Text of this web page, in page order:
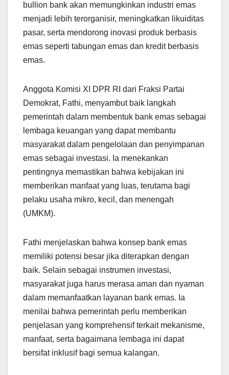
bullion bank akan memungkinkan industri emas
menjadi lebih terorganisir, meningkatkan likuiditas
pasar, serta mendorong inovasi produk berbasis
emas seperti tabungan emas dan kredit berbasis
emas.
Anggota Komisi XI DPR RI dari Fraksi Partai
Demokrat, Fathi, menyambut baik langkah
pemerintah dalam membentuk bank emas sebagai
lembaga keuangan yang dapat membantu
masyarakat dalam pengelolaan dan penyimpanan
emas sebagai investasi. Ia menekankan
pentingnya memastikan bahwa kebijakan ini
memberikan manfaat yang luas, terutama bagi
pelaku usaha mikro, kecil, dan menengah
(UMKM).
Fathi menjelaskan bahwa konsep bank emas
memiliki potensi besar jika diterapkan dengan
baik. Selain sebagai instrumen investasi,
masyarakat juga harus merasa aman dan nyaman
dalam memanfaatkan layanan bank emas. Ia
menilai bahwa pemerintah perlu memberikan
penjelasan yang komprehensif terkait mekanisme,
manfaat, serta bagaimana lembaga ini dapat
bersifat inklusif bagi semua kalangan.